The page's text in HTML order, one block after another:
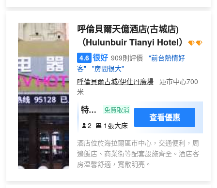
先進齊全。這裏還有2000平方米地下暖停
車場，方便停車。
+
智
能
窗
簾
+
智
能
馬
桶
+
空
調
仕丹購物廣場，酒店周邊街景繁華毗鄰大商友誼超
市、大型生活體驗館、蘇炳文廣場、古城風情街、哈
薩爾大橋、海拉爾區醫院、海拉爾中蒙醫院及各類美
食休閒場所。酒店環境優雅，採用自然現代的風格設
計與裝修理念，時尚典雅，性價比高，酒店配置有大
床房、雙床房及家庭房供您選擇。舒適的體驗，温馨
的服務、健康休閒的入住新概念，是您旅遊度假、放
鬆休閒的優選。您的滿意就是我們的追求，酒店全體
工作人員期待您的光臨！
呼倫貝爾天億酒店(古城店)
（Hulunbuir Tianyi Hotel）
4.6 很好 909則評價
"前台熱情好
客"
"房間很大"
呼倫貝爾古城/伊仕丹廣場
距市中心700
米
特價
大床
（有
窗）
免費取消
2 1張大床
查看優惠
酒店位於海拉爾區市中心，交通便利，周
邊飯店、商業街等配套設施齊全。酒店客
房温馨舒適，寬敞明亮。